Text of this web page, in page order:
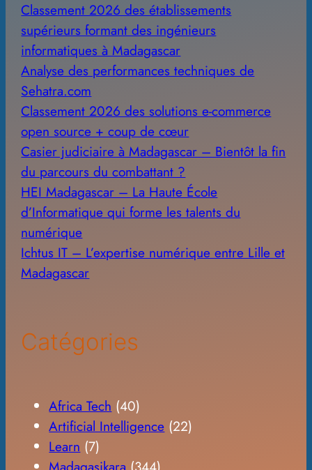
Classement 2026 des établissements
supérieurs formant des ingénieurs
informatiques à Madagascar
Analyse des performances techniques de
Sehatra.com
Classement 2026 des solutions e-commerce
open source + coup de cœur
Casier judiciaire à Madagascar – Bientôt la fin
du parcours du combattant ?
HEI Madagascar – La Haute École
d’Informatique qui forme les talents du
numérique
Ichtus IT – L’expertise numérique entre Lille et
Madagascar
Catégories
Africa Tech (40)
Artificial Intelligence (22)
Learn (7)